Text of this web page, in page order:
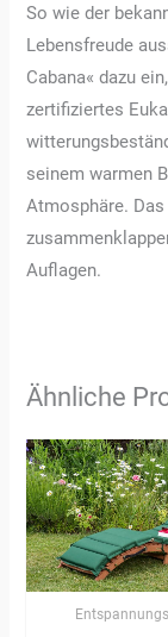
So wie der
Lebensfreude
Cabana« dazu
zertifiziertes
seinem warmen
Atmosphäre.
Auflagen.
Ähnliche